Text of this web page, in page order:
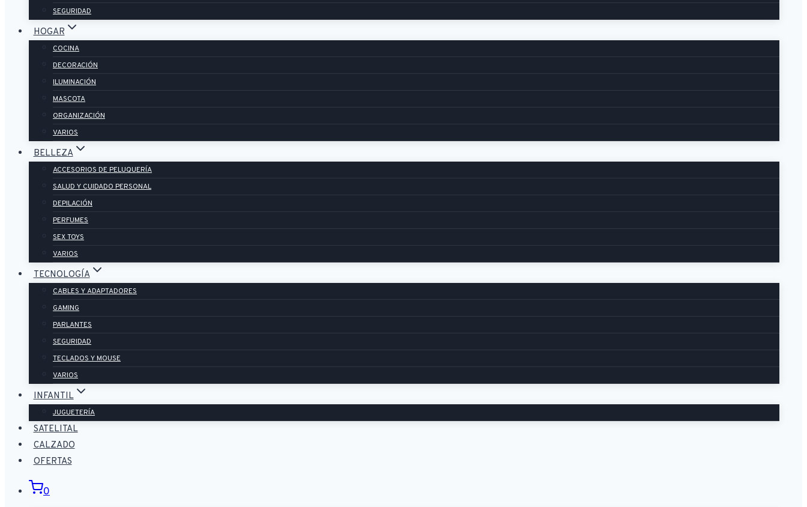
SEGURIDAD
HOGAR
COCINA
DECORACIÓN
ILUMINACIÓN
MASCOTA
ORGANIZACIÓN
VARIOS
BELLEZA
ACCESORIOS DE PELUQUERÍA
SALUD Y CUIDADO PERSONAL
DEPILACIÓN
PERFUMES
SEX TOYS
VARIOS
TECNOLOGÍA
CABLES Y ADAPTADORES
GAMING
PARLANTES
SEGURIDAD
TECLADOS Y MOUSE
VARIOS
INFANTIL
JUGUETERÍA
SATELITAL
CALZADO
OFERTAS
0